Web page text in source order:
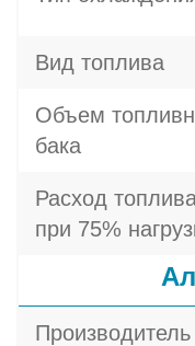
Вид топлива
Объем
бака
Расход
при 75%
Производитель